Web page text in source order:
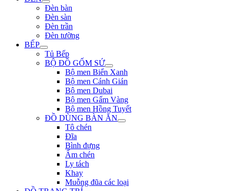
Đèn bàn
Đèn sàn
Đèn trần
Đèn tường
BẾP
Tủ Bếp
BỘ ĐỒ GỐM SỨ
Bộ men Biển Xanh
Bộ men Cánh Gián
Bộ men Dubai
Bộ men Gấm Vàng
Bộ men Hồng Tuyết
ĐỒ DÙNG BÀN ĂN
Tô chén
Đĩa
Bình đựng
Ấm chén
Ly tách
Khay
Muỗng đũa các loại